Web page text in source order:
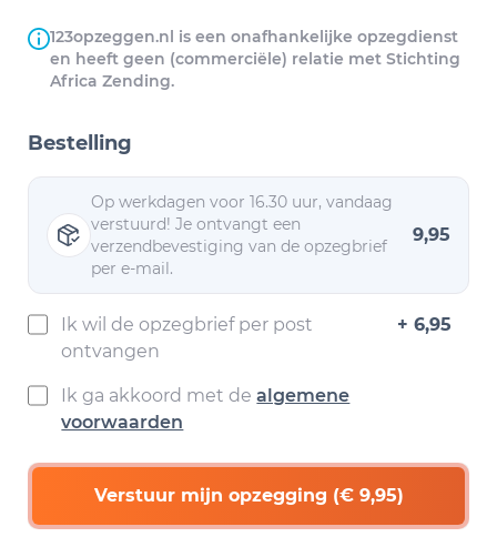
123opzeggen.nl is een onafhankelijke opzegdienst
en heeft geen (commerciële) relatie met Stichting
Africa Zending.
Bestelling
Op werkdagen voor 16.30 uur, vandaag
verstuurd! Je ontvangt een
verzendbevestiging van de opzegbrief
per e-mail.
9,95
Ik wil de opzegbrief per post
ontvangen
+ 6,95
Ik ga akkoord met dealgemene
voorwaarden
Verstuur mijn opzegging (€ 9,95)